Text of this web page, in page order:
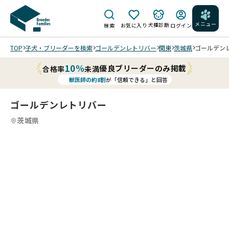
検索 お気に入り 犬種診断 ログイン メニュー
TOP 子犬・ブリーダーを検索 ゴールデンレトリバー 関東 茨城県 ゴールデン
合格率10%未満優良ブリーダーのみ掲載
獣医師の約8割が「信頼できる」と回答
ゴールデンレトリバー
茨城県